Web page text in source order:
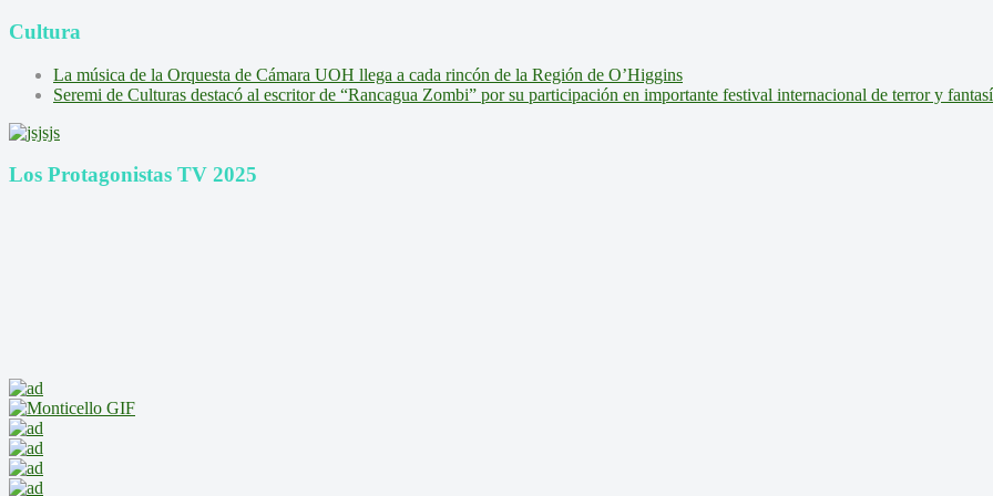
Cultura
La música de la Orquesta de Cámara UOH llega a cada rincón de la Región de O’Higgins
Seremi de Culturas destacó al escritor de “Rancagua Zombi” por su participación en importante festival internacional de terror y
Los Protagonistas TV 2025